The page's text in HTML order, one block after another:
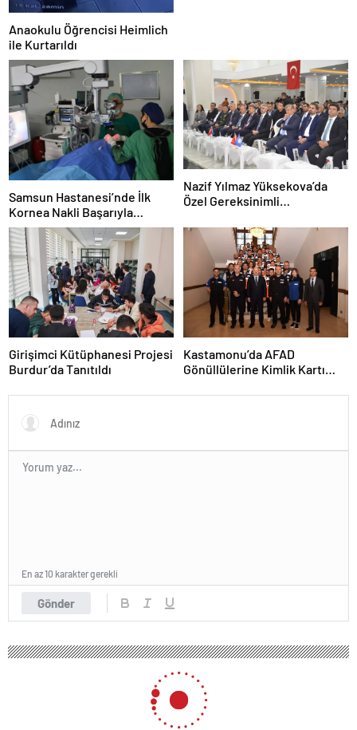
Anaokulu Öğrencisi Heimlich
ile Kurtarıldı
Samsun Hastanesi’nde İlk
Kornea Nakli Başarıyla
Gerçekleşti
Nazif Yılmaz Yüksekova’da
Özel Gereksinimli
Girişimci Kütüphanesi Projesi
Burdur’da Tanıtıldı
Kastamonu’da AFAD
Gönüllülerine Kimlik Kartı
Gönder
En az 10 karakter gerekli